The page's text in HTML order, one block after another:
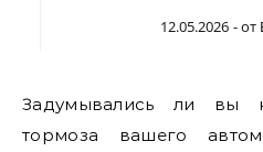
12.05.2026 - от
Задумывались ли вы когда-нибудь, почему
тормоза вашего